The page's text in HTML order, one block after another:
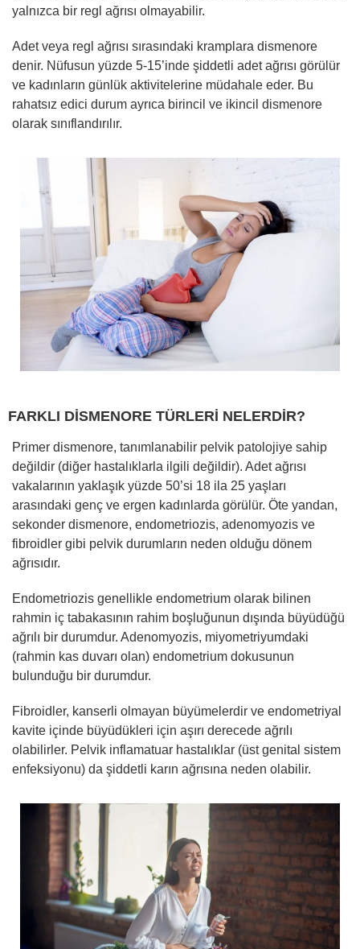
yalnızca bir regl ağrısı olmayabilir.
Adet veya regl ağrısı sırasındaki kramplara dismenore
denir. Nüfusun yüzde 5-15’inde şiddetli adet ağrısı görülür
ve kadınların günlük aktivitelerine müdahale eder. Bu
rahatsız edici durum ayrıca birincil ve ikincil dismenore
olarak sınıflandırılır.
FARKLI DİSMENORE TÜRLERİ NELERDİR?
Primer dismenore, tanımlanabilir pelvik patolojiye sahip
değildir (diğer hastalıklarla ilgili değildir). Adet ağrısı
vakalarının yaklaşık yüzde 50’si 18 ila 25 yaşları
arasındaki genç ve ergen kadınlarda görülür. Öte yandan,
sekonder dismenore, endometriozis, adenomyozis ve
fibroidler gibi pelvik durumların neden olduğu dönem
ağrısıdır.
Endometriozis genellikle endometrium olarak bilinen
rahmin iç tabakasının rahim boşluğunun dışında büyüdüğü
ağrılı bir durumdur. Adenomyozis, miyometriyumdaki
(rahmin kas duvarı olan) endometrium dokusunun
bulunduğu bir durumdur.
Fibroidler, kanserli olmayan büyümelerdir ve endometriyal
kavite içinde büyüdükleri için aşırı derecede ağrılı
olabilirler. Pelvik inflamatuar hastalıklar (üst genital sistem
enfeksiyonu) da şiddetli karın ağrısına neden olabilir.